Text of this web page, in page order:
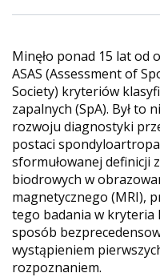
Minęło ponad 15 lat
ASAS (Assessment of
Society) kryteriów
zapalnych (SpA). Był to
rozwoju diagnostyki
postaci
sformułowanej definicji
biodrowych w
magnetycznego (MRI),
tego badania w kryteria
sposób
wystąpieniem
rozpoznaniem.